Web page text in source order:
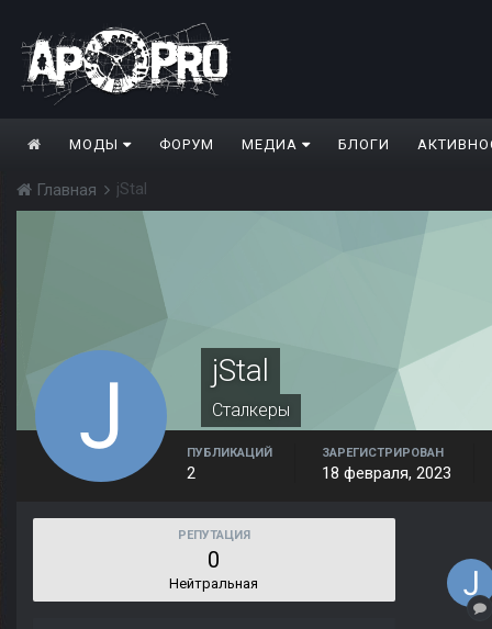
МОДЫ ФОРУМ МЕДИА БЛОГИ
Главная jStal
jStal
Сталкеры
ПУБЛИКАЦИЙ
2
ЗАРЕГИСТРИРОВАН
18 февраля, 2023
РЕПУТАЦИЯ
0
Нейтральная